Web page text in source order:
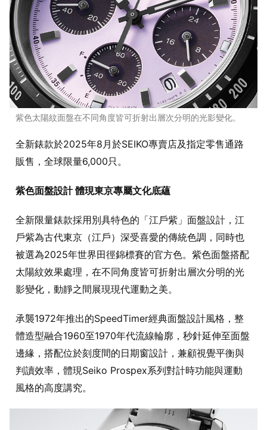
紫色太陽紋面盤在不同角度皆可折射出層次分明的光影變化。
全新錶款於2025年8月於SEIKO專賣店及指定零售通路
販售，全球限量6,000只。
紫色面盤設計 體現東京專屬文化底蘊
全新限量錶款採用別具特色的「江戶紫」面盤設計，江
戶紫為古代東京（江戶）深受喜愛的傳統色調，同時也
被選為2025年世界田徑錦標賽的官方色。紫色面盤搭配
太陽紋效果處理，在不同角度皆可折射出層次分明的光
影變化，動靜之間展現現代運動之美。
承襲1972年推出的SpeedTimer經典面盤設計風格，整
體造型融合1960至1970年代流線輪廓，秒針延伸至面盤
邊緣，搭配位於刻度間的日期窗設計，兼顧視覺平衡與
判讀效率，體現Seiko Prospex系列對計時功能與運動
風格的高度講究。